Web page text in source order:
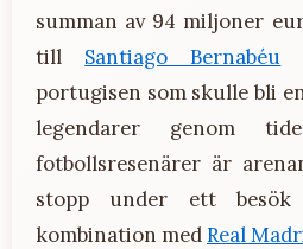
summan av 94 miljoner
till Santiago Bernabéu
portugisen som skulle bli
legendarer genom
fotbollsresenärer är
stopp under ett
kombination medReal